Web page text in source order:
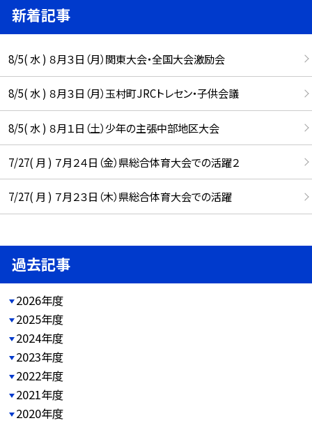
新着記事
8/5( 水 ) ８月３日（月）関東大会・全国大会激励会
8/5( 水 ) ８月３日（月）玉村町JRCトレセン・子供会議
8/5( 水 ) ８月１日（土）少年の主張中部地区大会
7/27( 月 ) ７月２４日（金）県総合体育大会での活躍２
7/27( 月 ) ７月２３日（木）県総合体育大会での活躍
過去記事
2026年度
2025年度
2024年度
2023年度
2022年度
2021年度
2020年度